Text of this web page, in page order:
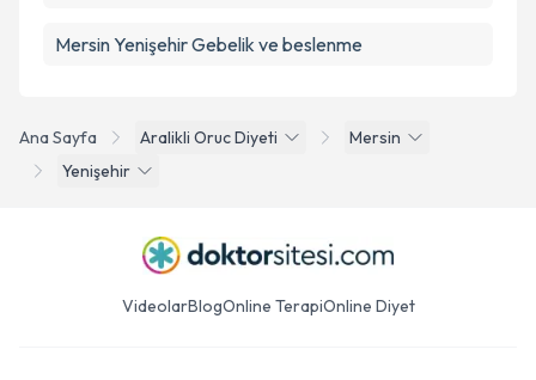
Ana Sayfa Aralikli Oruc Diyeti
Mersin
Yenişehir
Mersin Yenişehir Gebelik ve beslenme
VideolarBlogOnline TerapiOnline Diyet